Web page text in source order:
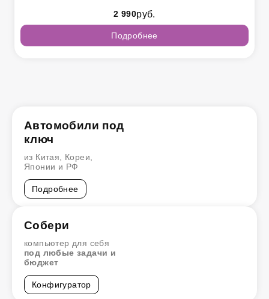
2 990руб.
Подробнее
Автомобили под
ключ
из Китая, Кореи,
Японии и РФ
Подробнее
Собери
компьютер для себя
под любые задачи и
бюджет
Конфигуратор